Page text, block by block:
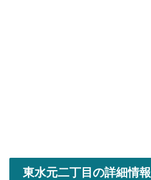
東水元二丁目の詳細情報